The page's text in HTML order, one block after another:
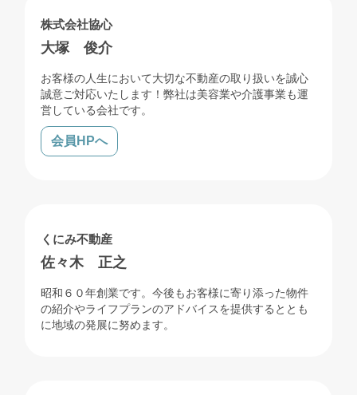
売買 賃貸
株式会社協心
大塚 俊介
お客様の人生において大切な不動産の取り扱いを誠心
誠意ご対応いたします！弊社は美容業や介護事業も運
営している会社です。
会員HPへ
売買
くにみ不動産
佐々木 正之
昭和６０年創業です。今後もお客様に寄り添った物件
の紹介やライフプランのアドバイスを提供するととも
に地域の発展に努めます。